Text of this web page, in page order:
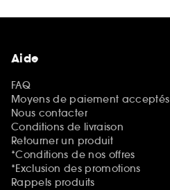
Aide
FAQ
Moyens de paiement acceptés
Nous contacter
Conditions de livraison
Retourner un produit
*Conditions de nos offres
*Exclusion des promotions
Rappels produits